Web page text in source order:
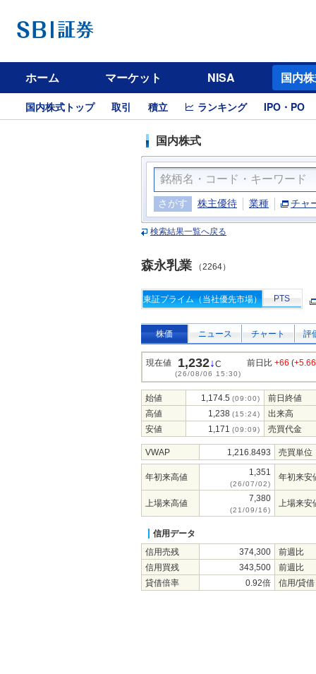
ホーム マーケット NISA 国内
国内株式トップ 取引 積立 ランキング IPO・PO
国内株式
さがす 株主優待 業種 チャ
検索結果一覧へ戻る
森永乳業 （2264）
東証プライム（当社優先市場） PTS
株価 ニュース チャート 評
現在値 1,232↓C
(26/08/06 15:30)
前日比 +66 (
始値 1,174.5 (09:00)
前日終値
高値
1,238 (15:24)
出来高
安値
1,171 (09:09) 売買代金
VWAP 1,216.8493 売買単位
年初来高値 1,351
(26/07/02)
年初来安
上場来高値 7,380
(21/09/16)
上場来安
信用データ
信用売残
374,300
前週比
信用買残
343,500
前週比
貸借倍率
0.92倍 信用/貸借